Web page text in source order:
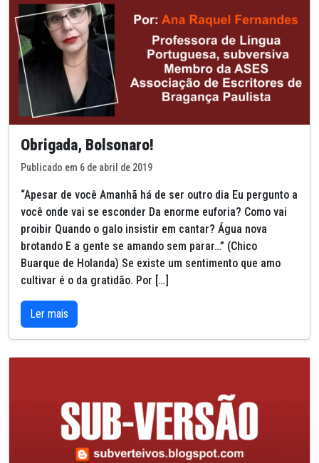
Obrigada, Bolsonaro!
Publicado em 6 de abril de 2019
“Apesar de você Amanhã há de ser outro dia Eu pergunto a
você onde vai se esconder Da enorme euforia? Como vai
proibir Quando o galo insistir em cantar? Água nova
brotando E a gente se amando sem parar…” (Chico
Buarque de Holanda) Se existe um sentimento que amo
cultivar é o da gratidão. Por […]
Ler mais